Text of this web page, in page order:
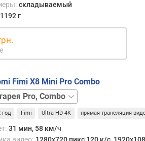
складываемый
1192 г
Fimi X8 Mini Pro Combo
год Fimi Ultra HD 4K прямая трансляция
31 мин, 58 км/ч
видео: 1280x720 пикс 120 к/с,